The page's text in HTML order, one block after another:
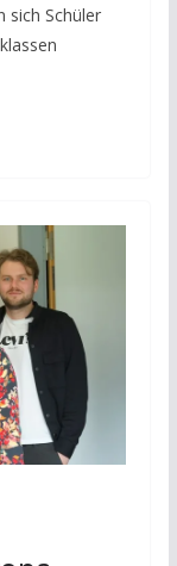
sich Schüler